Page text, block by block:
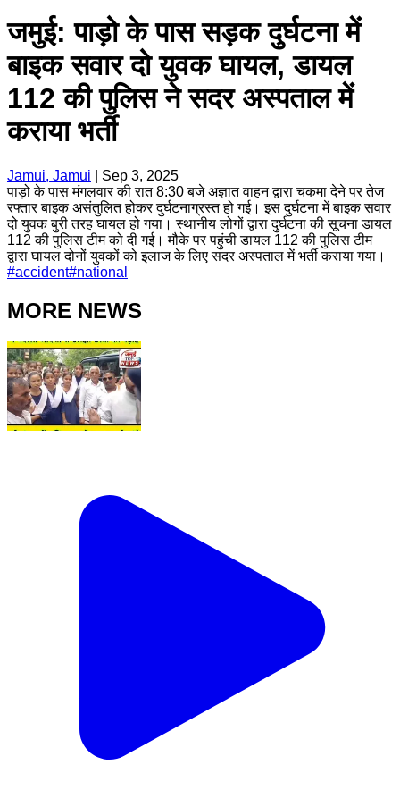
जमुई: पाड़ो के पास सड़क दुर्घटना में
बाइक सवार दो युवक घायल, डायल
112 की पुलिस ने सदर अस्पताल में
कराया भर्ती
Jamui, Jamui
Sep 3, 2025
पाड़ो के पास मंगलवार की रात 8:30 बजे अज्ञात वाहन द्वारा चकमा देने पर तेज
रफ्तार बाइक असंतुलित होकर दुर्घटनाग्रस्त हो गई। इस दुर्घटना में बाइक सवार
दो युवक बुरी तरह घायल हो गया। स्थानीय लोगों द्वारा दुर्घटना की सूचना डायल
112 की पुलिस टीम को दी गई। मौके पर पहुंची डायल 112 की पुलिस टीम
द्वारा घायल दोनों युवकों को इलाज के लिए सदर अस्पताल में भर्ती कराया गया।
#accident#national
MORE NEWS